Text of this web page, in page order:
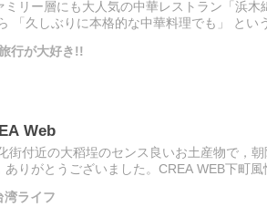
リー層にも大人気の中華レストラン「浜木
「久しぶりに本格的な中華料理でも」 とい
行が大好き!!
Web
街付近の大稻埕のセンス良いお土産物で，朝
りがとうございました。CREA WEB下町
湾ライフ